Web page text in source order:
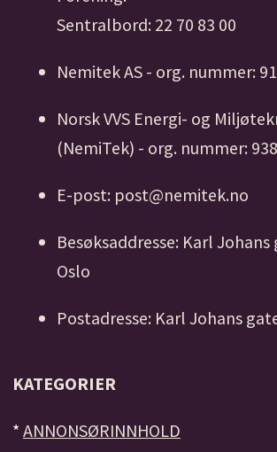
Sentralbord: 22 70 83 00
Nemitek AS - org. nummer:
Norsk VVS Energi- og
(NemiTek) - org. nummer:
E-post: post@nemitek.no
Besøksaddresse: Karl Johans
Oslo
Postadresse: Karl Johans
KATEGORIER
* ANNONSØRINNHOLD